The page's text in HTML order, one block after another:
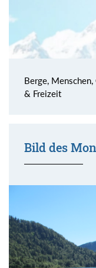
Berge,
& Freizeit
Bild des